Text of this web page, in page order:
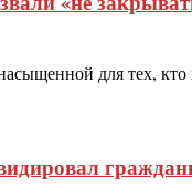
для тех,